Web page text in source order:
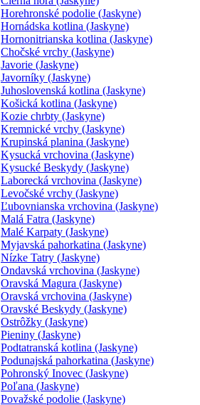
Horehronské podolie (Jaskyne)
Hornádska kotlina (Jaskyne)
Hornonitrianska kotlina (Jaskyne)
Chočské vrchy (Jaskyne)
Javorie (Jaskyne)
Javorníky (Jaskyne)
Juhoslovenská kotlina (Jaskyne)
Košická kotlina (Jaskyne)
Kozie chrbty (Jaskyne)
Kremnické vrchy (Jaskyne)
Krupinská planina (Jaskyne)
Kysucká vrchovina (Jaskyne)
Kysucké Beskydy (Jaskyne)
Laborecká vrchovina (Jaskyne)
Levočské vrchy (Jaskyne)
Ľubovnianska vrchovina (Jaskyne)
Malá Fatra (Jaskyne)
Malé Karpaty (Jaskyne)
Myjavská pahorkatina (Jaskyne)
Nízke Tatry (Jaskyne)
Ondavská vrchovina (Jaskyne)
Oravská Magura (Jaskyne)
Oravská vrchovina (Jaskyne)
Oravské Beskydy (Jaskyne)
Ostrôžky (Jaskyne)
Pieniny (Jaskyne)
Podtatranská kotlina (Jaskyne)
Podunajská pahorkatina (Jaskyne)
Pohronský Inovec (Jaskyne)
Poľana (Jaskyne)
Považské podolie (Jaskyne)